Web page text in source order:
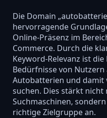
Die Domain
hervorragende
Online-Präsenz im
Commerce. Durch die
Keyword-Relevanz ist
Bedürfnisse von
Autobatterien und
suchen. Dies stärkt
Suchmaschinen,
richtige Zielgruppe an.